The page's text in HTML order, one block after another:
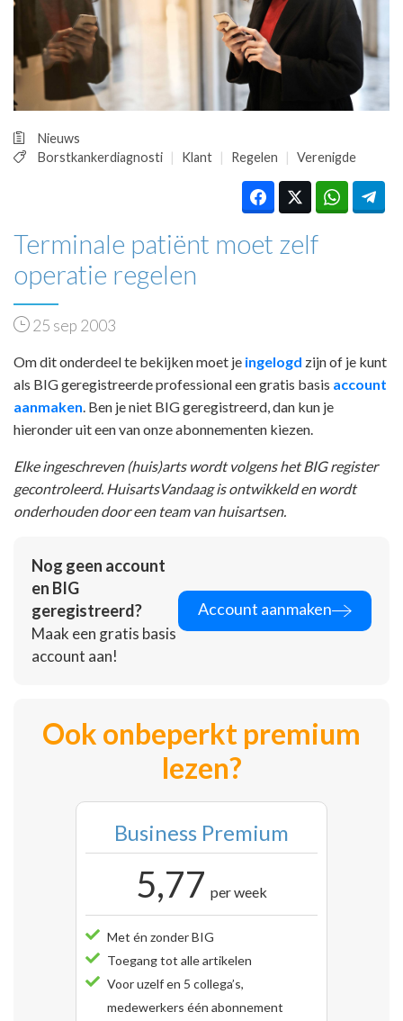
PRAKTIJKZAKEN
TARIEVEN
VPHUISARTSEN
MEDISCHE VAKHANDEL
REGISTRATIE
Nieuws
Borstkankerdiagnosti
Klant Regelen Verenigde
Terminale patiënt moet zelf
operatie regelen
25 sep 2003
Om dit onderdeel te bekijken moet je ingelogd zijn of je kunt
als BIG geregistreerde professional een gratis basis account
aanmaken . Ben je niet BIG geregistreerd, dan kun je
hieronder uit een van onze abonnementen kiezen.
Elke ingeschreven (huis)arts wordt volgens het BIG register
gecontroleerd. HuisartsVandaag is ontwikkeld en wordt
onderhouden door een team van huisartsen.
Nog geen account
en BIG
geregistreerd?
Maak een gratis basis
account aan!
Account aanmaken
Ook onbeperkt premium
lezen?
Business Premium
5,77 per week
Met én zonder BIG
Toegang tot alle artikelen
Voor uzelf en 5 collega’s,
medewerkers één abonnement